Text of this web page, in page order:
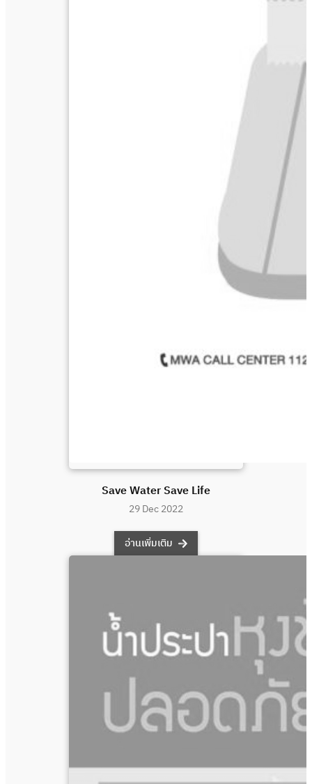
Save Water Save Life
29 Dec 2022
อ่านเพิ่มเติม